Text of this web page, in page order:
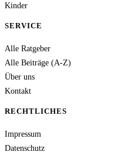
Kinder
SERVICE
Alle Ratgeber
Alle Beiträge (A-Z)
Über uns
Kontakt
RECHTLICHES
Impressum
Datenschutz